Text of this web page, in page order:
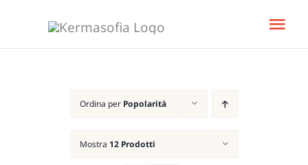
Ordina per Popolarità
Mostra 12 Prodotti